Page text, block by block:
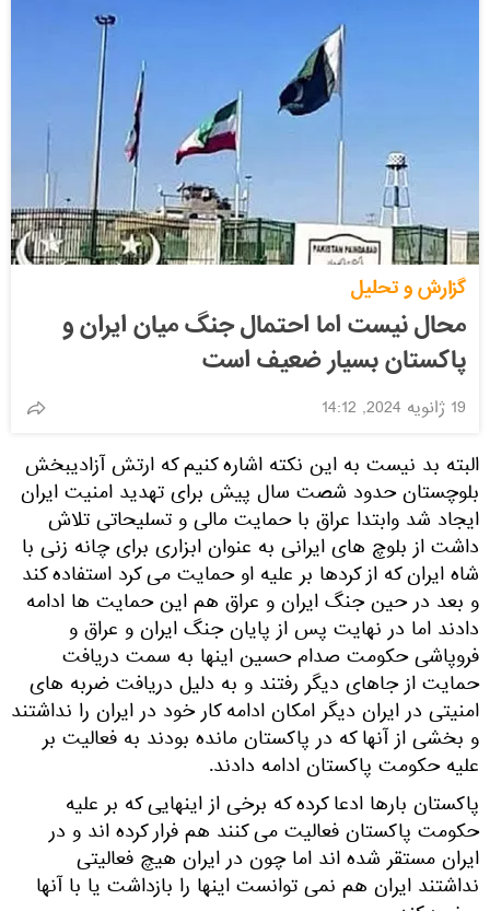
گزارش و تحلیل
محال نیست اما احتمال جنگ میان ایران و
پاکستان بسیار ضعیف است
19 ژانویه 2024, 14:12
البته بد نیست به این نکته اشاره کنیم که ارتش آزادیبخش
بلوچستان حدود شصت سال پیش برای تهدید امنیت ایران
ایجاد شد وابتدا عراق با حمایت مالی و تسلیحاتی تلاش
داشت از بلوچ های ایرانی به عنوان ابزاری برای چانه زنی با
شاه ایران که از کردها بر علیه او حمایت می کرد استفاده کند
و بعد در حین جنگ ایران و عراق هم این حمایت ها ادامه
دادند اما در نهایت پس از پایان جنگ ایران و عراق و
فروپاشی حکومت صدام حسین اینها به سمت دریافت
حمایت از جاهای دیگر رفتند و به دلیل دریافت ضربه های
امنیتی در ایران دیگر امکان ادامه کار خود در ایران را نداشتند
و بخشی از آنها که در پاکستان مانده بودند به فعالیت بر
علیه حکومت پاکستان ادامه دادند.
پاکستان بارها ادعا کرده که برخی از اینهایی که بر علیه
حکومت پاکستان فعالیت می کنند هم فرار کرده اند و در
ایران مستقر شده اند اما چون در ایران هیچ فعالیتی
نداشتند ایران هم نمی توانست اینها را بازداشت یا با آنها